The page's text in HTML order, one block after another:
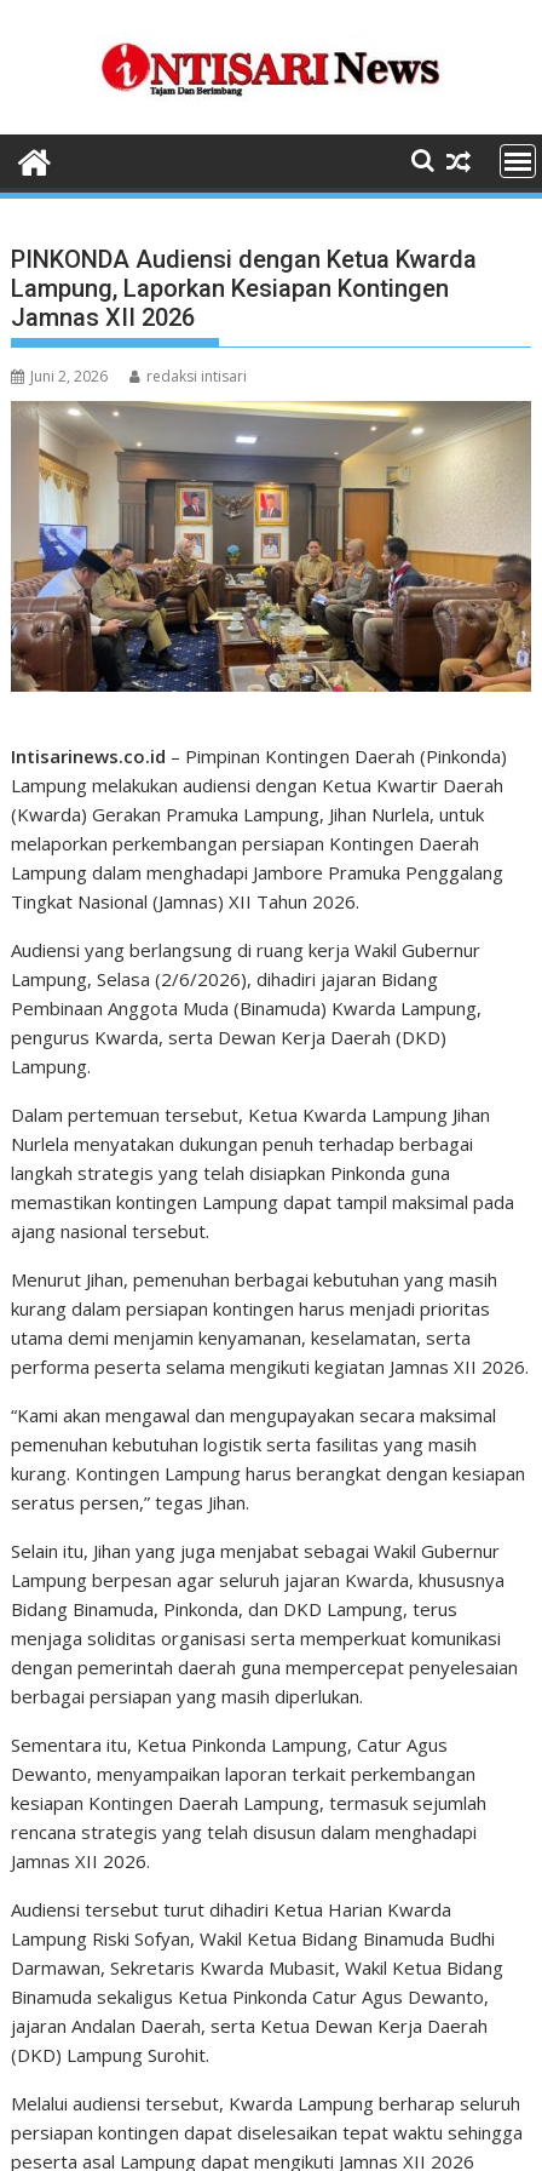
PINKONDA Audiensi dengan Ketua Kwarda
Lampung, Laporkan Kesiapan Kontingen
Jamnas XII 2026
Juni 2, 2026 redaksi intisari
Intisarinews.co.id – Pimpinan Kontingen Daerah (Pinkonda)
Lampung melakukan audiensi dengan Ketua Kwartir Daerah
(Kwarda) Gerakan Pramuka Lampung, Jihan Nurlela, untuk
melaporkan perkembangan persiapan Kontingen Daerah
Lampung dalam menghadapi Jambore Pramuka Penggalang
Tingkat Nasional (Jamnas) XII Tahun 2026.
Audiensi yang berlangsung di ruang kerja Wakil Gubernur
Lampung, Selasa (2/6/2026), dihadiri jajaran Bidang
Pembinaan Anggota Muda (Binamuda) Kwarda Lampung,
pengurus Kwarda, serta Dewan Kerja Daerah (DKD)
Lampung.
Dalam pertemuan tersebut, Ketua Kwarda Lampung Jihan
Nurlela menyatakan dukungan penuh terhadap berbagai
langkah strategis yang telah disiapkan Pinkonda guna
memastikan kontingen Lampung dapat tampil maksimal pada
ajang nasional tersebut.
Menurut Jihan, pemenuhan berbagai kebutuhan yang masih
kurang dalam persiapan kontingen harus menjadi prioritas
utama demi menjamin kenyamanan, keselamatan, serta
performa peserta selama mengikuti kegiatan Jamnas XII 2026.
“Kami akan mengawal dan mengupayakan secara maksimal
pemenuhan kebutuhan logistik serta fasilitas yang masih
kurang. Kontingen Lampung harus berangkat dengan kesiapan
seratus persen,” tegas Jihan.
Selain itu, Jihan yang juga menjabat sebagai Wakil Gubernur
Lampung berpesan agar seluruh jajaran Kwarda, khususnya
Bidang Binamuda, Pinkonda, dan DKD Lampung, terus
menjaga soliditas organisasi serta memperkuat komunikasi
dengan pemerintah daerah guna mempercepat penyelesaian
berbagai persiapan yang masih diperlukan.
Sementara itu, Ketua Pinkonda Lampung, Catur Agus
Dewanto, menyampaikan laporan terkait perkembangan
kesiapan Kontingen Daerah Lampung, termasuk sejumlah
rencana strategis yang telah disusun dalam menghadapi
Jamnas XII 2026.
Audiensi tersebut turut dihadiri Ketua Harian Kwarda
Lampung Riski Sofyan, Wakil Ketua Bidang Binamuda Budhi
Darmawan, Sekretaris Kwarda Mubasit, Wakil Ketua Bidang
Binamuda sekaligus Ketua Pinkonda Catur Agus Dewanto,
jajaran Andalan Daerah, serta Ketua Dewan Kerja Daerah
(DKD) Lampung Surohit.
Melalui audiensi tersebut, Kwarda Lampung berharap seluruh
persiapan kontingen dapat diselesaikan tepat waktu sehingga
peserta asal Lampung dapat mengikuti Jamnas XII 2026